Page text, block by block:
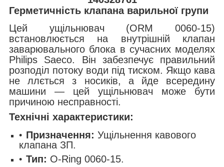
Герметичність клапана варильної групи
Цей ущільнювач (ORM 0060-15)
встановлюється на внутрішній клапан
заварювального блока в сучасних моделях
Philips Saeco. Він забезпечує правильний
розподіл потоку води під тиском. Якщо кава
не ллється з носиків, а йде всередину
машини — цей ущільнювач може бути
причиною несправності.
Технічні характеристики:
Призначення: Ущільнення кавового
клапана ЗП.
Тип: O-Ring 0060-15.